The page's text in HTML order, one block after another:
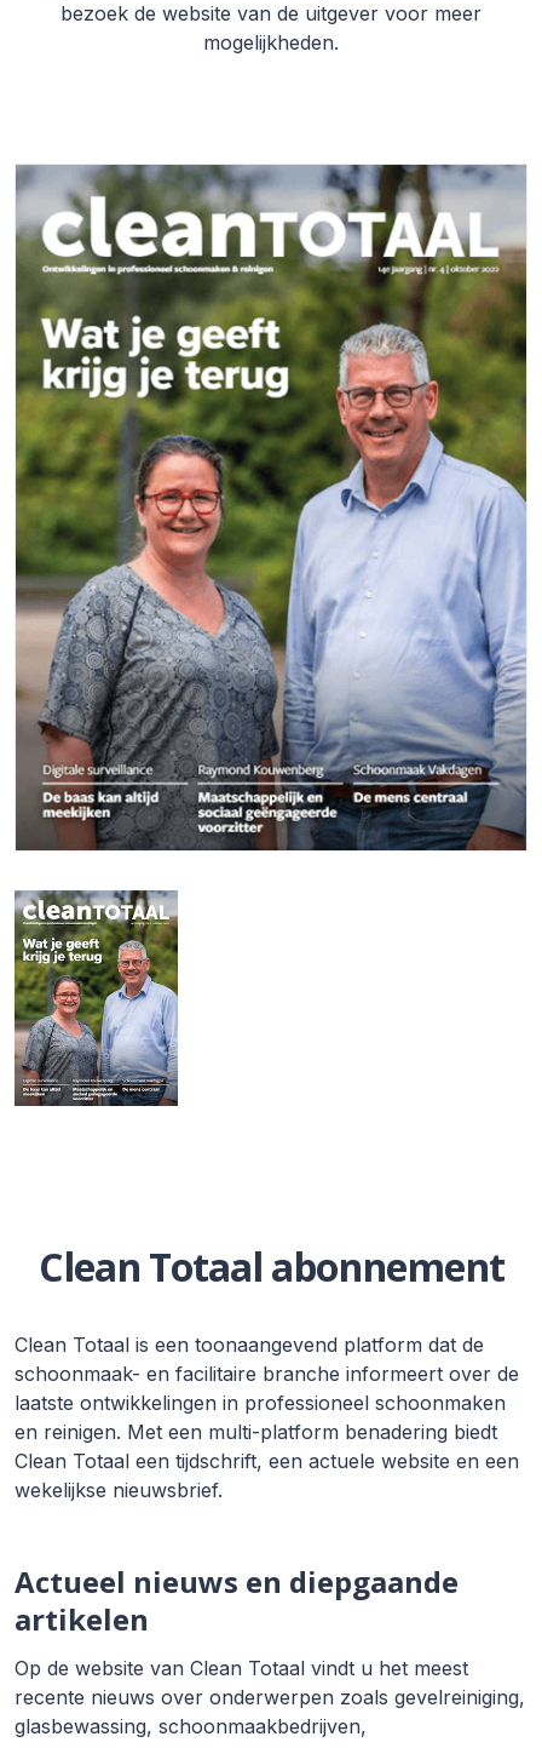
bezoek de website van de uitgever voor meer
mogelijkheden.
Clean Totaal abonnement
Clean Totaal is een toonaangevend platform dat de
schoonmaak- en facilitaire branche informeert over de
laatste ontwikkelingen in professioneel schoonmaken
en reinigen. Met een multi-platform benadering biedt
Clean Totaal een tijdschrift, een actuele website en een
wekelijkse nieuwsbrief.
Actueel nieuws en diepgaande
artikelen
Op de website van Clean Totaal vindt u het meest
recente nieuws over onderwerpen zoals gevelreiniging,
glasbewassing, schoonmaakbedrijven,